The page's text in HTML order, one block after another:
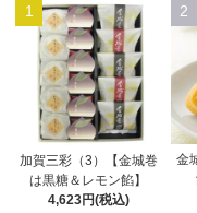
1
加賀三彩（3）【金城巻
は黒糖＆レモン餡】
4,623円(税込)
2
金